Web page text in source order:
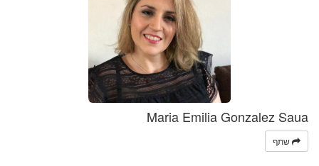
Maria Emilia Gonzalez Saua
שתף